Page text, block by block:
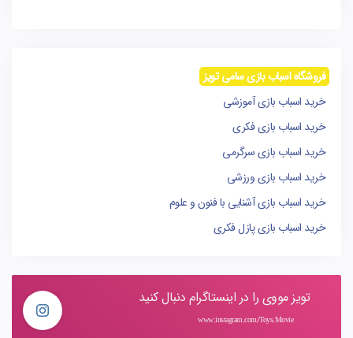
فروشگاه اسباب بازی سامی تویز
خرید اسباب بازی آموزشی
خرید اسباب بازی فکری
خرید اسباب بازی سرگرمی
خرید اسباب بازی ورزشی
خرید اسباب بازی آشنایی با فنون و علوم
خرید اسباب بازی پازل فکری
تویز مووی را در اینستاگرام دنبال کنید
www.instagram.com/Toys.Movie